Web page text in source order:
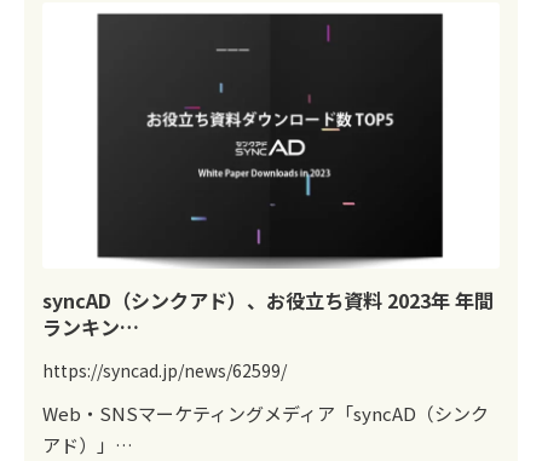
syncAD（シンクアド）、お役立ち資料 2023年 年間
ランキン…
https://syncad.jp/news/62599/
Web・SNSマーケティングメディア「syncAD（シンク
アド）」…